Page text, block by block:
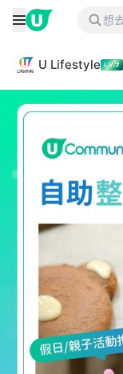
U Lifestyle